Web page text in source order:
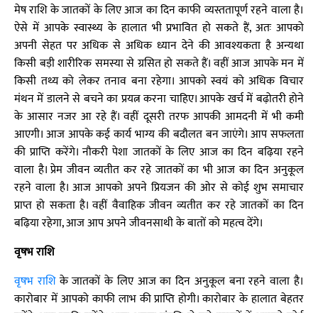
मेष राशि के जातकों के लिए आज का दिन काफी व्यस्ततापूर्ण रहने वाला है।
ऐसे में आपके स्वास्थ्य के हालात भी प्रभावित हो सकते हैं, अतः आपको
अपनी सेहत पर अधिक से अधिक ध्यान देने की आवश्यकता है अन्यथा
किसी बड़ी शारीरिक समस्या से ग्रसित हो सकते हैं। वहीं आज आपके मन में
किसी तथ्य को लेकर तनाव बना रहेगा। आपको स्वयं को अधिक विचार
मंथन में डालने से बचने का प्रयत्न करना चाहिए। आपके खर्च में बढ़ोतरी होने
के आसार नजर आ रहे हैं। वहीं दूसरी तरफ आपकी आमदनी में भी कमी
आएगी। आज आपके कई कार्य भाग्य की बदौलत बन जाएंगे। आप सफलता
की प्राप्ति करेंगे। नौकरी पेशा जातकों के लिए आज का दिन बढ़िया रहने
वाला है। प्रेम जीवन व्यतीत कर रहे जातकों का भी आज का दिन अनुकूल
रहने वाला है। आज आपको अपने प्रियजन की ओर से कोई शुभ समाचार
प्राप्त हो सकता है। वहीं वैवाहिक जीवन व्यतीत कर रहे जातकों का दिन
बढ़िया रहेगा, आज आप अपने जीवनसाथी के बातों को महत्व देंगे।
वृषभ राशि
वृषभ राशिके जातकों के लिए आज का दिन अनुकूल बना रहने वाला है।
कारोबार में आपको काफी लाभ की प्राप्ति होगी। कारोबार के हालात बेहतर